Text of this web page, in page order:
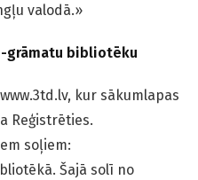
valodā.»
grāmatu bibliotēku
kur sākumlapas
Reģistrēties.
soļiem:
Šajā solī no